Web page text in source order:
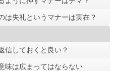
は失礼というマナーは実在？
信しておくと良い？
味は広まってはならない